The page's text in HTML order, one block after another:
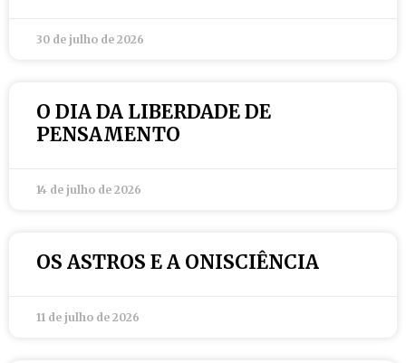
30 de julho de 2026
O DIA DA LIBERDADE DE
PENSAMENTO
14 de julho de 2026
OS ASTROS E A ONISCIÊNCIA
11 de julho de 2026